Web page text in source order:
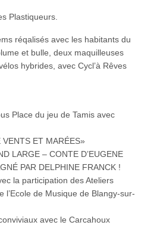
Plastiqueurs.
réqalisés avec les habitants du
et bulle, deux maquilleuses
hybrides, avec Cycl’à Rêves
Place du jeu de Tamis avec
ET MARÉES»
LARGE – CONTE D’EUGENE
PAR DELPHINE FRANCK !
la participation des Ateliers
l’Ecole de Musique de Blangy-sur-
avec le Carcahoux